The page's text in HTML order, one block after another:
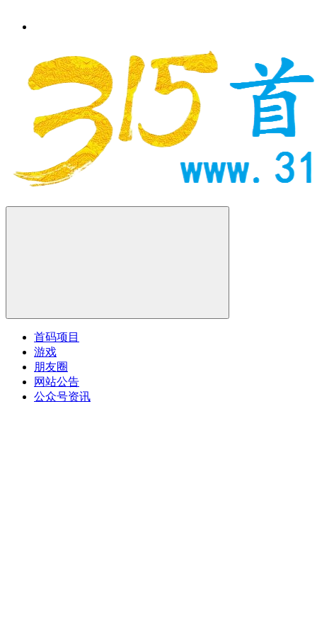
首码项目
游戏
朋友圈
网站公告
公众号资讯